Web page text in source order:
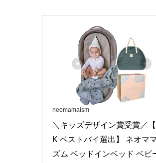
neomamaism
＼キッズデザイン賞受賞／
K ベストバイ選出】 ネオマ
ズム ベッドインベッド ベビ